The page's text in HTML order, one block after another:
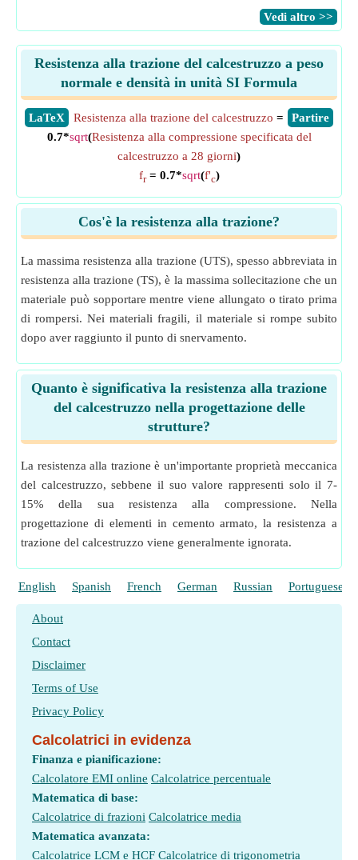
​Vedi altro >>
Resistenza alla trazione del calcestruzzo a peso
normale e densità in unità SI Formula
​LaTeX ​Partire
Resistenza alla trazione del calcestruzzo =
0.7*sqrt(Resistenza alla compressione specificata del
calcestruzzo a 28 giorni)
fr= 0.7*sqrt(f'c)
Cos'è la resistenza alla trazione?
La massima resistenza alla trazione (UTS), spesso abbreviata in
resistenza alla trazione (TS), è la massima sollecitazione che un
materiale può sopportare mentre viene allungato o tirato prima
di rompersi. Nei materiali fragili, il materiale si rompe subito
dopo aver raggiunto il punto di snervamento.
Quanto è significativa la resistenza alla trazione
del calcestruzzo nella progettazione delle
strutture?
La resistenza alla trazione è un'importante proprietà meccanica
del calcestruzzo, sebbene il suo valore rappresenti solo il 7-
15% della sua resistenza alla compressione. Nella
progettazione di elementi in cemento armato, la resistenza a
trazione del calcestruzzo viene generalmente ignorata.
English Spanish French German Russian Portuguese
About
Contact
Disclaimer
Terms of Use
Privacy Policy
Calcolatrici in evidenza
Finanza e pianificazione:
Calcolatore EMI online Calcolatrice percentuale
Matematica di base:
Calcolatrice di frazioni Calcolatrice media
Matematica avanzata:
Calcolatrice LCM e HCF Calcolatrice di trigonometria